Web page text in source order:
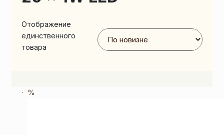
Отображение
единственного
товара
%